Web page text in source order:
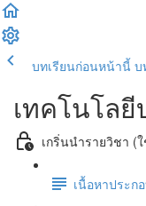
บทเรียนก่อนหน้านี้ บ
เทคโนโล
เกริ่นนำรายวิชา (
เนื้อหาประก